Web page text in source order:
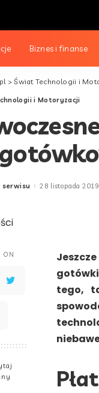
Biznes i finanse
>Świat Technologii i
i Motoryzacji
serwisu 28 listopada 2019
ON
tego,